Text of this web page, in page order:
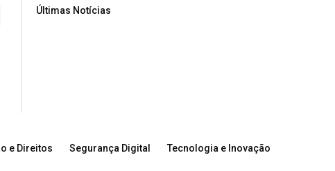
Últimas Notícias
e Direitos Segurança Digital
Tecnologia e Inovação